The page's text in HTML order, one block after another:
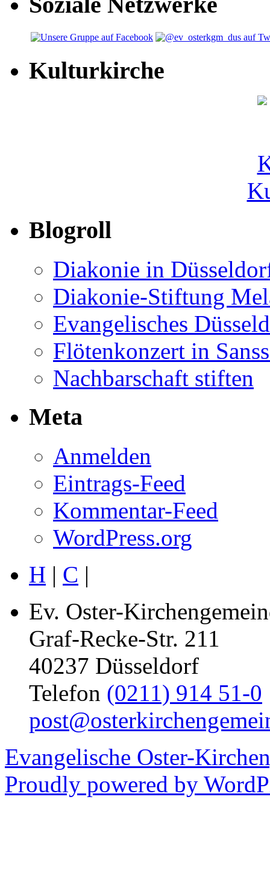
Kulturkirche
Blogroll
Diakonie in
Diakonie-Stiftung
Evangelisches
Flötenkonzert in
Nachbarschaft stiften
Meta
Anmelden
Eintrags-Feed
Kommentar-Feed
WordPress.org
H | C |
Ev. Oster-
Graf-Recke-Str. 211
40237 Düsseldorf
Telefon (0211) 914 51-0
Evangelische Oster-
Proudly powered by